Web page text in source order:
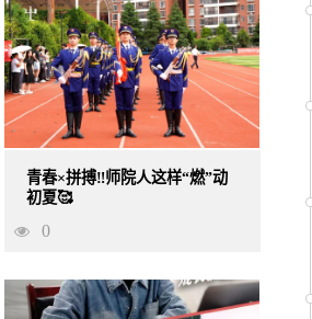
青春×拼搏‼师院人这样“燃”动
初夏🥰
0